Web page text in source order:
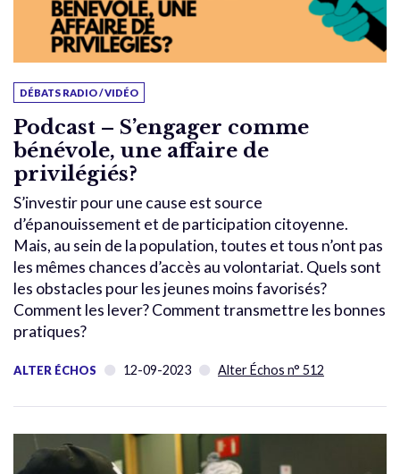
DÉBATS RADIO / VIDÉO
Podcast – S’engager comme
bénévole, une affaire de
privilégiés?
S’investir pour une cause est source
d’épanouissement et de participation citoyenne.
Mais, au sein de la population, toutes et tous n’ont pas
les mêmes chances d’accès au volontariat. Quels sont
les obstacles pour les jeunes moins favorisés?
Comment les lever? Comment transmettre les bonnes
pratiques?
ALTER ÉCHOS 12-09-2023 Alter Échos n° 512